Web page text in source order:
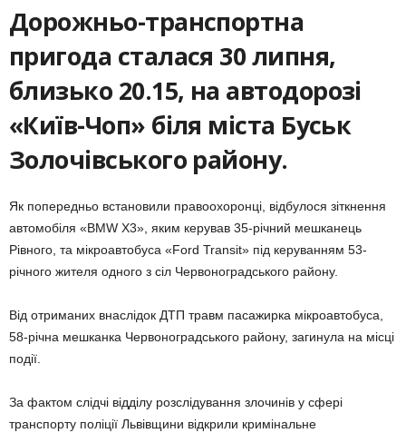
Дорожньо-транспортна
пригода сталася 30 липня,
близько 20.15, на автодорозі
«Київ-Чоп» біля міста Буськ
Золочівського району.
Як попередньо встановили правоохоронці, відбулося зіткнення
автомобіля «BMW X3», яким керував 35-річний мешканець
Рівного, та мікроавтобуса «Ford Transit» під керуванням 53-
річного жителя одного з сіл Червоноградського району.
Від отриманих внаслідок ДТП травм пасажирка мікроавтобуса,
58-річна мешканка Червоноградського району, загинула на місці
події.
За фактом слідчі відділу розслідування злочинів у сфері
транспорту поліції Львівщини відкрили кримінальне